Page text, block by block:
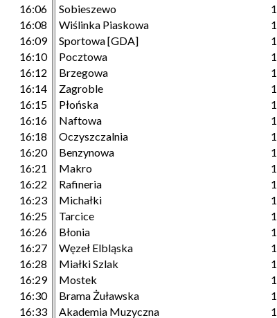
16:06
16:08
16:09
16:10
16:12
16:14
16:15
16:16
16:18
16:20
16:21
16:22
16:23
16:25
16:26
16:27
16:28
16:29
16:30
16:33
Sobieszewo
Wiślinka Piaskowa
Sportowa [GDA]
Pocztowa
Brzegowa
Zagroble
Płońska
Naftowa
Oczyszczalnia
Benzynowa
Makro
Rafineria
Michałki
Tarcice
Błonia
Węzeł Elbląska
Miałki Szlak
Mostek
Brama Żuławska
Akademia Muzyczna